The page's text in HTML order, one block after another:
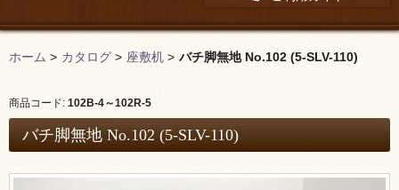
ホーム > カタログ > 座敷机 > バチ脚無地 No.102 (5-SLV-110)
商品コード: 102B-4～102R-5
バチ脚無地 No.102 (5-SLV-110)